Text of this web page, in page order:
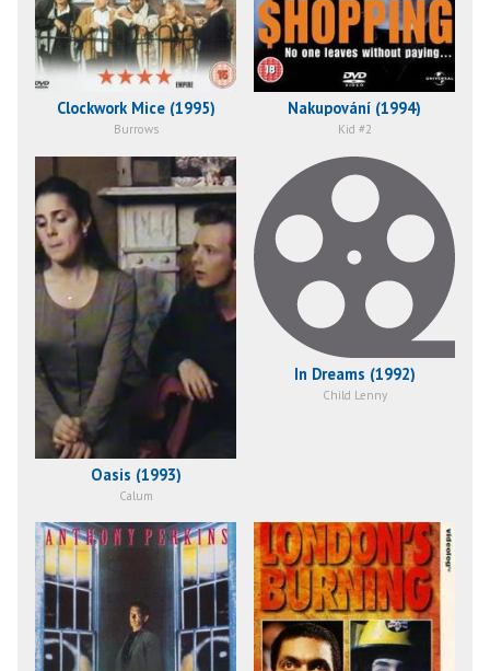
Clockwork Mice (1995)
Burrows
Nakupování (1994)
Kid #2
Oasis (1993)
Calum
In Dreams (1992)
Child Lenny